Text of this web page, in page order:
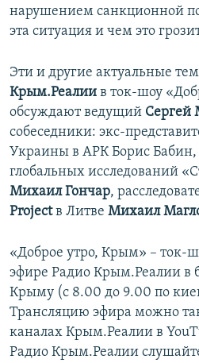
нарушением санкционной
эта ситуация и чем это
Эти и другие актуальные
Крым.Реалии в ток-шоу
обсуждают ведущий Сергей
собеседники: экс-
Украины в АРК Борис Бабин,
глобальных исследований
Михаил Гончар,
Projectв Литве Михаил
«Доброе утро, Крым» – ток-
эфире Радио Крым.Реалии в
Крыму (с 8.00 до 9.00 по
Трансляцию эфира можно
каналах Крым.Реалии в
Радио Крым.Реалии